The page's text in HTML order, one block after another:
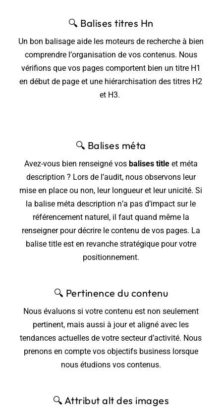
🔍 Balises titres Hn
Un bon balisage aide les moteurs de recherche à bien
comprendre l’organisation de vos contenus. Nous
vérifions que vos pages comportent bien un titre H1
en début de page et une hiérarchisation des titres H2
et H3.
🔍 Balises méta
Avez-vous bien renseigné vos balises title et méta
description ? Lors de l’audit, nous observons leur
mise en place ou non, leur longueur et leur unicité. Si
la balise méta description n’a pas d’impact sur le
référencement naturel, il faut quand même la
renseigner pour décrire le contenu de vos pages. La
balise title est en revanche stratégique pour votre
positionnement.
🔍 Pertinence du contenu
Nous évaluons si votre contenu est non seulement
pertinent, mais aussi à jour et aligné avec les
tendances actuelles de votre secteur d’activité. Nous
prenons en compte vos objectifs business lorsque
nous étudions vos contenus.
🔍 Attribut alt des images